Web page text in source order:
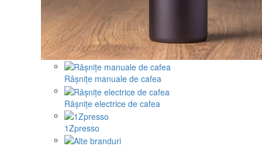
Râșnițe manuale de cafea
Râșnițe electrice de cafea
1Zpresso